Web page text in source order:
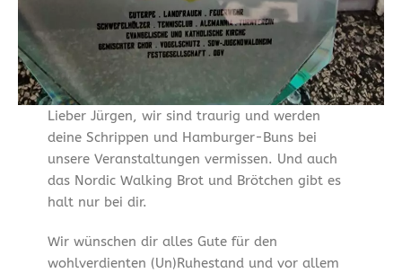
Lieber Jürgen, wir sind traurig und werden
deine Schrippen und Hamburger-Buns bei
unsere Veranstaltungen vermissen. Und auch
das Nordic Walking Brot und Brötchen gibt es
halt nur bei dir.
Wir wünschen dir alles Gute für den
wohlverdienten (Un)Ruhestand und vor allem